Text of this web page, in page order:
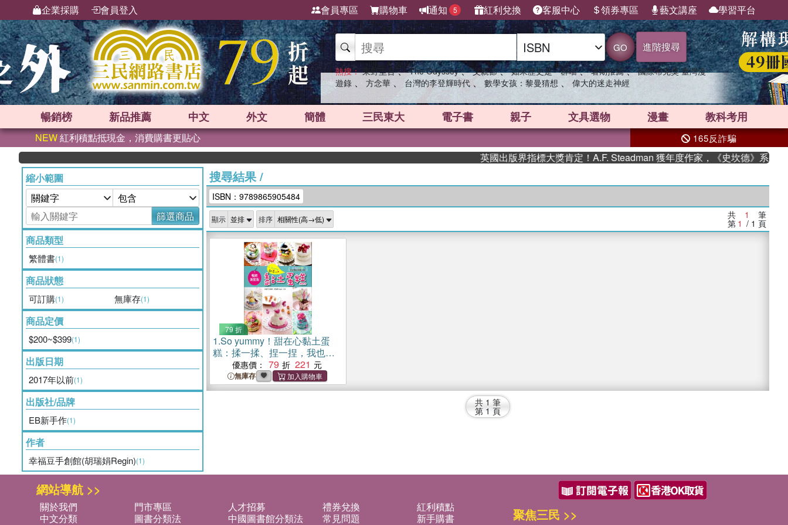
企業採購 會員登入 會員專區 購物車 通知 5 紅利兌換 客服中心 領券專區 藝文講座 學習平台
GO 進階搜尋
熱搜： 東野圭吾 、 The Odyssey 、 父親節 、 如果歷史是一群喵 、 暑期推薦 、 國際布克獎 臺灣漫
遊錄 、 方念華 、 台灣的李登輝時代 、 數學女孩：黎曼猜想 、 偉大的迷走神經
暢銷榜 新品推薦 中文 外文 簡體 三民東大 電子書 親子 文具選物 漫畫 教科考用
NEW紅利積點抵現金，消費購書更貼心 165反詐騙
英國出版界指標大獎肯定！A.F. Steadman 獲年度作家，《史坎德》系列帶你
縮小範圍
篩選商品
商品類型
繁體書(1)
商品狀態
可訂購(1) 無庫存(1)
商品定價
$200~$399(1)
出版日期
2017年以前(1)
出版社/品牌
EB新手作(1)
作者
幸福豆手創館(胡瑞娟Regin)(1)
搜尋結果/
ISBN：9789865905484
顯示 排序 共 1 筆
第 1 / 1 頁
79 折
1.So yummy！甜在心黏土蛋
糕：揉一揉、捏一捏，我也是
甜心糕點大師！
優惠價： 79 221
無庫存
共 1 筆
第 1 頁
網站導航 >>
關於我們 門市專區 人才招募 禮券兌換
紅利積點
中文分類
圖書分類法 中國圖書館分類法 常見問題
新手購書
聚焦三民 >>